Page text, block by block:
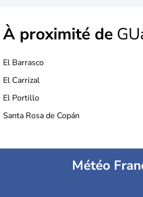
À proximité de
El Barrasco
El Carrizal
El Portillo
Santa Rosa de Copán
Météo